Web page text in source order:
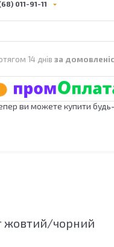
011-91-11
14 днів за
ви можете купити
жовтий/чорний